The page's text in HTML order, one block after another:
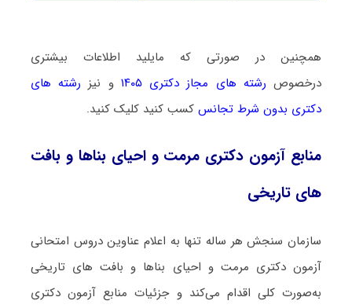
همچنین در صورتی که مایلید اطلاعات بیشتری
درخصوص رشته های مجاز دکتری ۱۴۰۵ و نیز رشته های
دکتری بدون شرط تجانسکسب کنید کلیک کنید.
منابع آزمون دکتری مرمت و احیای بناها و بافت
های تاریخی
سازمان سنجش هر ساله تنها به اعلام عناوین دروس امتحانی
آزمون دکتری مرمت و احیای بناها و بافت های تاریخی
به‌صورت کلی اقدام می‌کند و جزئیات منابع آزمون دکتری